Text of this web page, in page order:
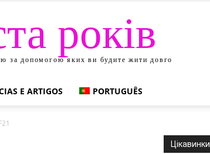
років
за допомогою яких ви будите жити довго
E ARTIGOS PORTUGUÊS
Цікавинки